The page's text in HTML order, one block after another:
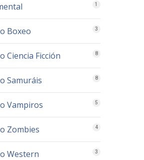
1
Boxeo 3
Ciencia Ficción 8
Samuráis 8
Vampiros 5
Zombies 4
Western 3